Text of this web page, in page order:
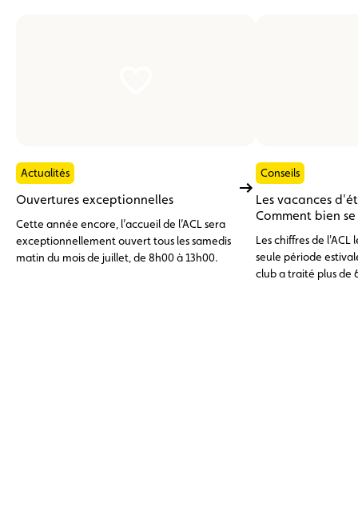
Actualités
Ouvertures exceptionnelles
Cette année encore, l’accueil de l’ACL sera
exceptionnellement ouvert tous les samedis
matin du mois de juillet, de 8h00 à 13h00.
Conseils
Les vacances
Comment bien
Les chiffres de
seule période
club a traité plus de